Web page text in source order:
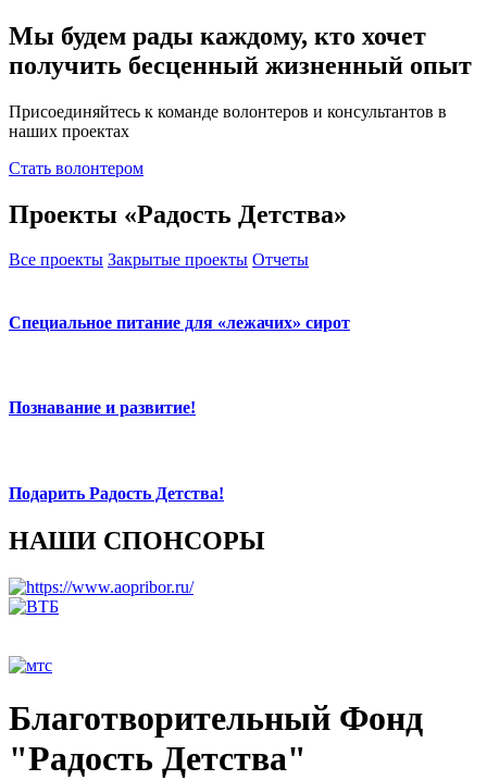
Мы будем рады каждому, кто хочет
получить бесценный жизненный опыт
Присоединяйтесь к команде волонтеров и консультантов в
наших проектах
Стать волонтером
Проекты «Радость Детства»
Все проекты Закрытые проекты Отчеты
Специальное питание для «лежачих» сирот
Познавание и развитие!
Подарить Радость Детства!
НАШИ СПОНСОРЫ
Благотворительный Фонд
"Радость Детства"